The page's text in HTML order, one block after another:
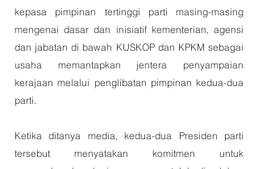
kepasa pimpinan tertinggi parti masing-masing
mengenai dasar dan inisiatif kementerian, agensi
dan jabatan di bawah KUSKOP dan KPKM sebagai
usaha memantapkan jentera penyampaian
kerajaan melalui penglibatan pimpinan kedua-dua
parti.
Ketika ditanya media, kedua-dua Presiden parti
tersebut menyatakan komitmen untuk